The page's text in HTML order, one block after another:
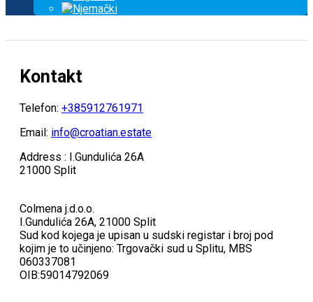
Kontakt
Telefon: +385912761971
Email: info@croatian.estate
Address : I.Gundulića 26A
21000 Split
Colmena j.d.o.o.
I.Gundulića 26A, 21000 Split
Sud kod kojega je upisan u sudski registar i broj pod
kojim je to učinjeno: Trgovački sud u Splitu, MBS
060337081
OIB:59014792069